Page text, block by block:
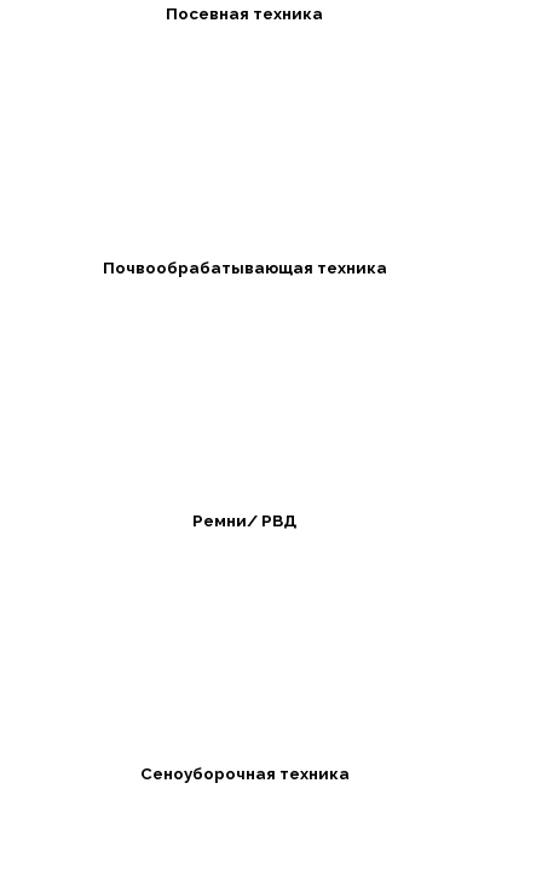
Посевная техника
Почвообрабатывающая техника
Ремни/ РВД
Сеноуборочная техника